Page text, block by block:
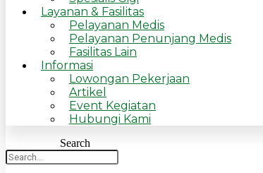
Layanan & Fasilitas
Pelayanan Medis
Pelayanan Penunjang Medis
Fasilitas Lain
Informasi
Lowongan Pekerjaan
Artikel
Event Kegiatan
Hubungi Kami
Search